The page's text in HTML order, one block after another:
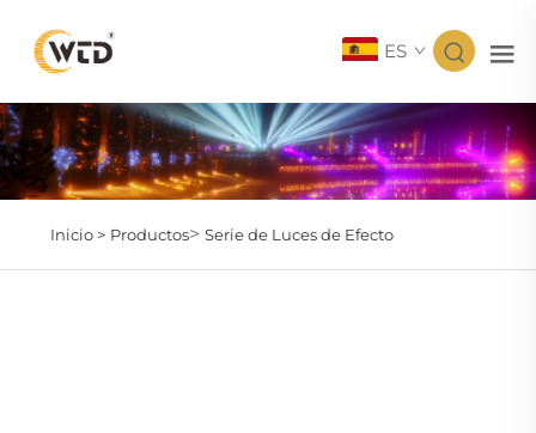
ES
Inicio > Productos> Serie de Luces de Efecto